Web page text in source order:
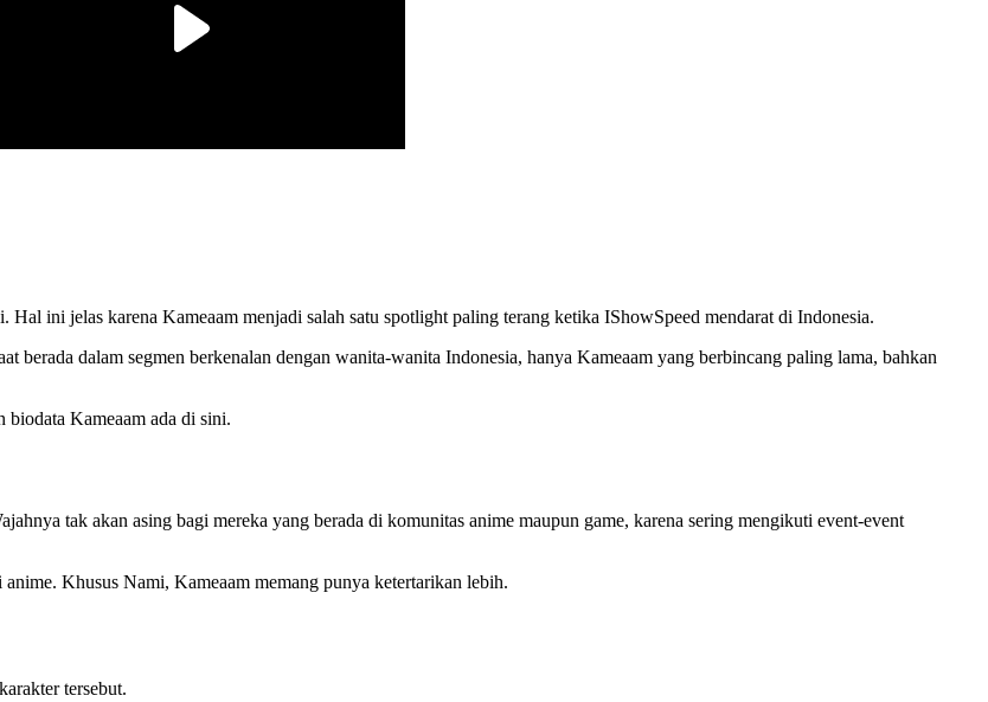
ini jelas karena Kameaam menjadi salah satu spotlight paling terang ketika IShowSpeed mendarat di Indonesia.
berada dalam segmen berkenalan dengan wanita-wanita Indonesia, hanya Kameaam yang berbincang paling lama, bahkan
biodata Kameaam ada di sini.
tak akan asing bagi mereka yang berada di komunitas anime maupun game, karena sering mengikuti event-event
Khusus Nami, Kameaam memang punya ketertarikan lebih.
tersebut.